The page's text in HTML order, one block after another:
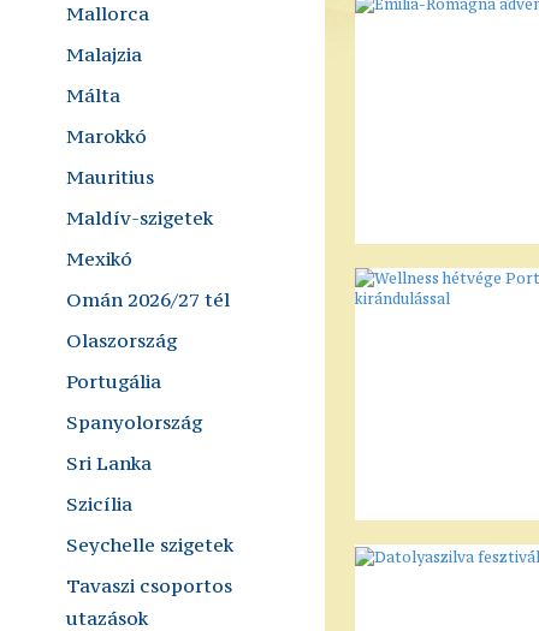
Mallorca
Malajzia
Málta
Marokkó
Mauritius
Maldív-szigetek
Mexikó
Omán 2026/27 tél
Olaszország
Portugália
Spanyolország
Sri Lanka
Szicília
Seychelle szigetek
Tavaszi csoportos
utazások